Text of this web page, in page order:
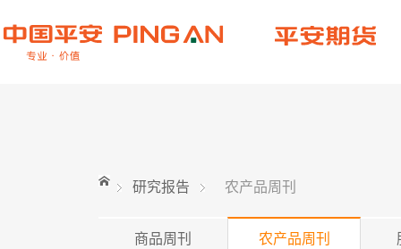
研究报告 农产品周刊
商品周刊 农产品周刊